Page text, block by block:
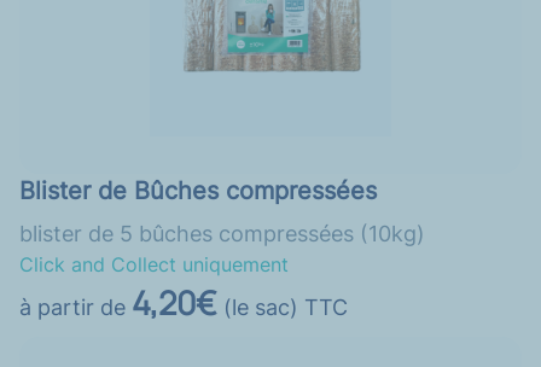
Blister de Bûches compressées
blister de 5 bûches compressées (10kg)
Click and Collect uniquement
à partir de 4,20€ (le sac) TTC